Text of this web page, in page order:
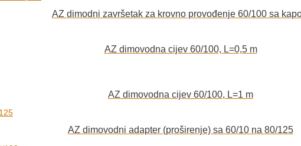
AZ dimodni završetak za krovno provođenje 60/100 sa
AZ dimovodna cijev 60/100, L=0,5 m
AZ dimovodna cijev 60/100, L=1 m
AZ dimovodni adapter (proširenje) sa 60/10 na 80/125